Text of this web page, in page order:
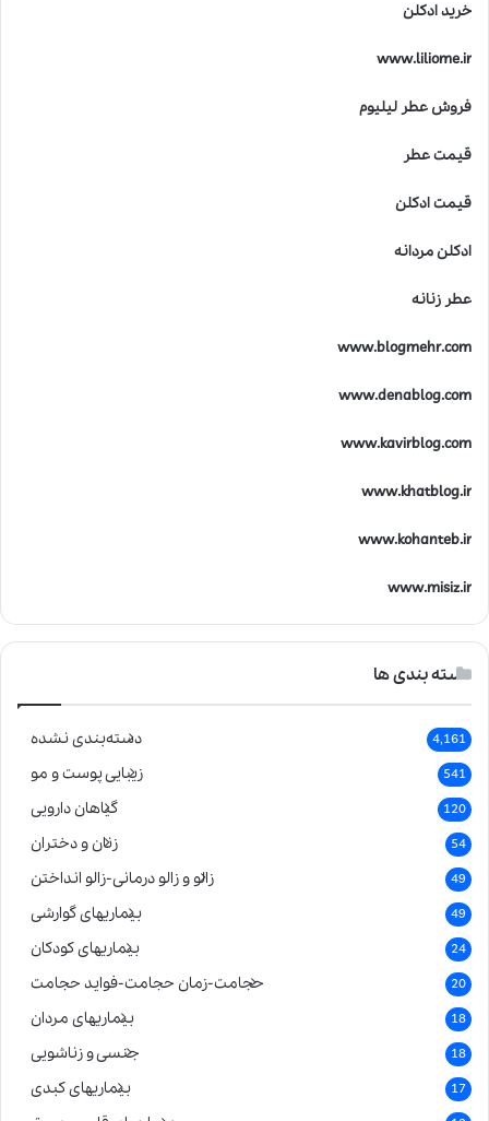
خرید ادکلن
www.liliome.ir
فروش عطر لیلیوم
قیمت عطر
قیمت ادکلن
ادکلن مردانه
عطر زنانه
www.blogmehr.com
www.denablog.com
www.kavirblog.com
www.khatblog.ir
www.kohanteb.ir
www.misiz.ir
دسته بندی ها
دسته‌بندی نشده 4,161
زیبایی پوست و مو 541
گیاهان دارویی 120
زنان و دختران 54
زالو و زالو درمانی-زالو انداختن 49
بیماریهای گوارشی 49
بیماریهای کودکان 24
حجامت-زمان حجامت-فواید حجامت 20
بیماریهای مردان 18
جنسی و زناشویی 18
بیماریهای کبدی 17